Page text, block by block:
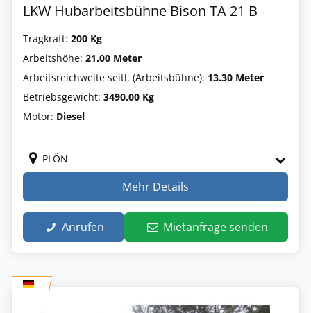
LKW Hubarbeitsbühne Bison TA 21 B
Tragkraft: 200 Kg
Arbeitshöhe: 21.00 Meter
Arbeitsreichweite seitl. (Arbeitsbühne): 13.30 Meter
Betriebsgewicht: 3490.00 Kg
Motor: Diesel
PLÖN
Mehr Details
Anrufen Mietanfrage senden